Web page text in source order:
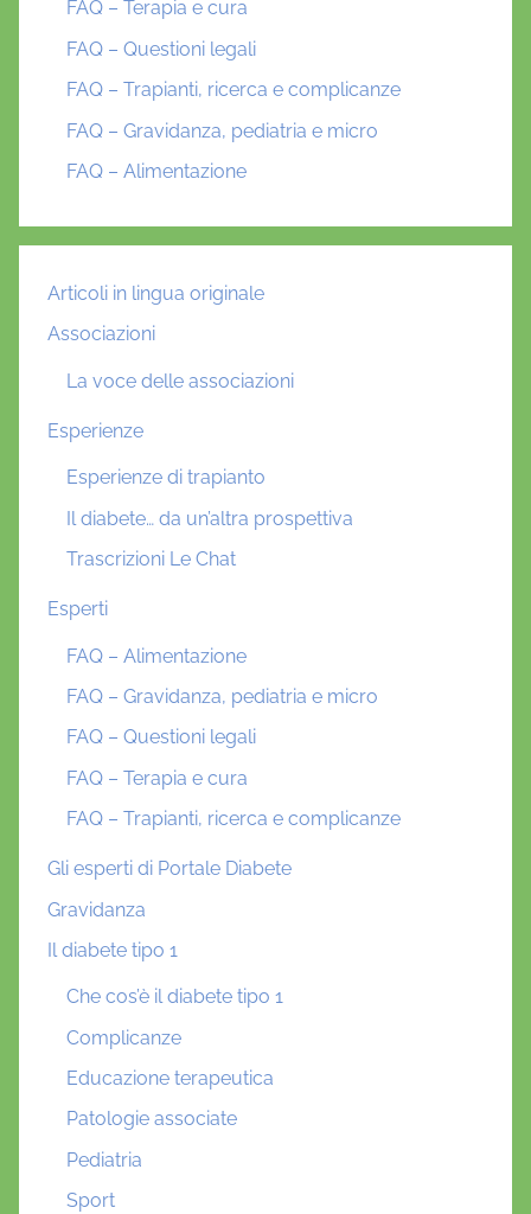
FAQ – Terapia e cura
FAQ – Questioni legali
FAQ – Trapianti, ricerca e complicanze
FAQ – Gravidanza, pediatria e micro
FAQ – Alimentazione
Articoli in lingua originale
Associazioni
La voce delle associazioni
Esperienze
Esperienze di trapianto
Il diabete… da un’altra prospettiva
Trascrizioni Le Chat
Esperti
FAQ – Alimentazione
FAQ – Gravidanza, pediatria e micro
FAQ – Questioni legali
FAQ – Terapia e cura
FAQ – Trapianti, ricerca e complicanze
Gli esperti di Portale Diabete
Gravidanza
Il diabete tipo 1
Che cos’è il diabete tipo 1
Complicanze
Educazione terapeutica
Patologie associate
Pediatria
Sport